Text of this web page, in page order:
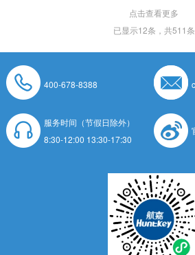
点击查看更多
已显示12条，共511条
400-678-8388
服务时间（节假日除外）
8:30-12:00 13:30-17:30